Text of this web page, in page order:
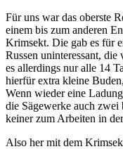
Für uns war das oberste
einem bis zum anderen
Krimsekt. Die gab es für
Russen uninteressant,
es allerdings nur alle 14
hierfür extra kleine
Wenn wieder eine
die Sägewerke auch zwei
keiner zum Arbeiten in
Also her mit dem